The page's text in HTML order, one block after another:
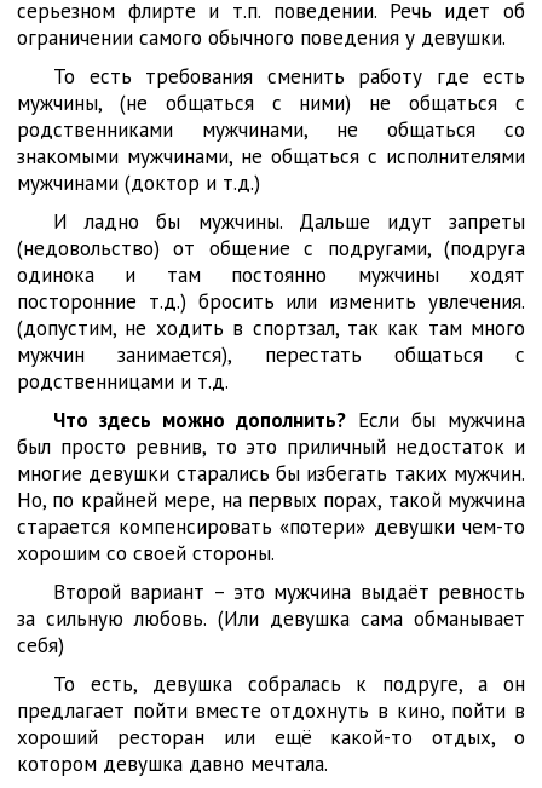
серьезном флирте и т.п. поведении. Речь идет об
ограничении самого обычного поведения у девушки.
То есть требования сменить работу где есть
мужчины, (не общаться с ними) не общаться с
родственниками мужчинами, не общаться со
знакомыми мужчинами, не общаться с исполнителями
мужчинами (доктор и т.д.)
И ладно бы мужчины. Дальше идут запреты
(недовольство) от общение с подругами, (подруга
одинока и там постоянно мужчины ходят
посторонние т.д.) бросить или изменить увлечения.
(допустим, не ходить в спортзал, так как там много
мужчин занимается), перестать общаться с
родственницами и т.д.
Что здесь можно дополнить? Если бы мужчина
был просто ревнив, то это приличный недостаток и
многие девушки старались бы избегать таких мужчин.
Но, по крайней мере, на первых порах, такой мужчина
старается компенсировать «потери» девушки чем-то
хорошим со своей стороны.
Второй вариант – это мужчина выдаёт ревность
за сильную любовь. (Или девушка сама обманывает
себя)
То есть, девушка собралась к подруге, а он
предлагает пойти вместе отдохнуть в кино, пойти в
хороший ресторан или ещё какой-то отдых, о
котором девушка давно мечтала.